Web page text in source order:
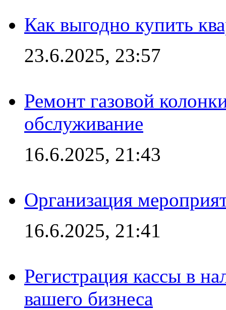
Как выгодно купить
23.6.2025, 23:57
Ремонт газовой
обслуживание
16.6.2025, 21:43
Организация
16.6.2025, 21:41
Регистрация кассы в
вашего бизнеса